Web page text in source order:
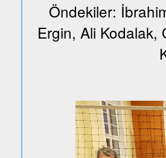
Öndekiler:
Ergin, Ali Kodalak,